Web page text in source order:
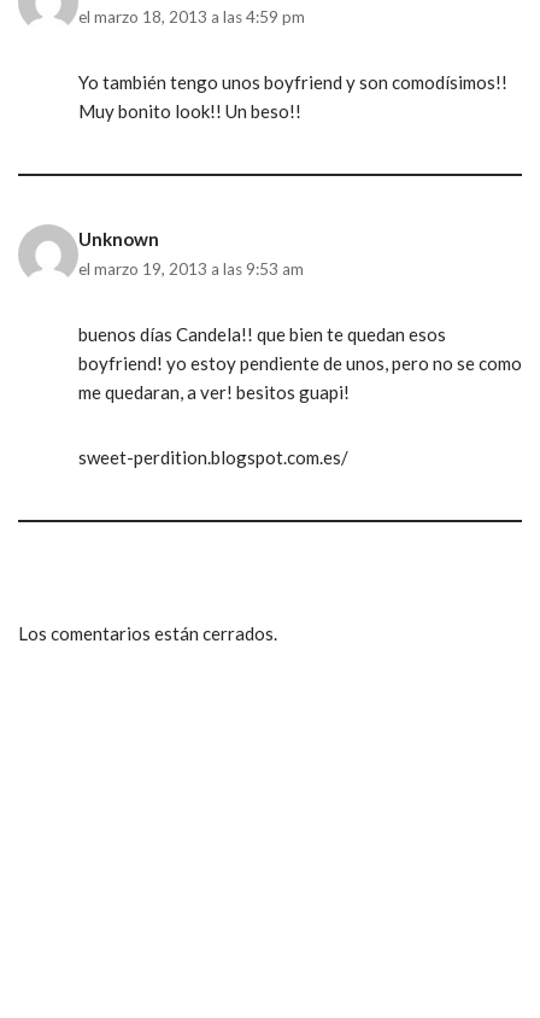
el marzo 18, 2013 a las 4:59 pm
Yo también tengo unos boyfriend y son comodísimos!!
Muy bonito look!! Un beso!!
Unknown
el marzo 19, 2013 a las 9:53 am
buenos días Candela!! que bien te quedan esos
boyfriend! yo estoy pendiente de unos, pero no se como
me quedaran, a ver! besitos guapi!
sweet-perdition.blogspot.com.es/
Los comentarios están cerrados.